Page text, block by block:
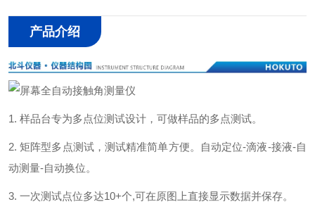
产品介绍
1. 样品台专为多点位测试设计，可做样品的多点测试。
2. 矩阵型多点测试，测试精准简单方便。自动定位-滴液-接液-自
动测量-自动换位。
3. 一次测试点位多达10+个,可在原图上直接显示数据并保存。